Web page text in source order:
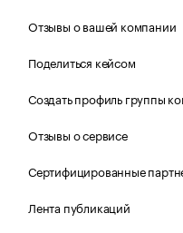
Отзывы о вашей компании
Поделиться кейсом
Создать профиль группы
Отзывы о сервисе
Сертифицированные
Лента публикаций